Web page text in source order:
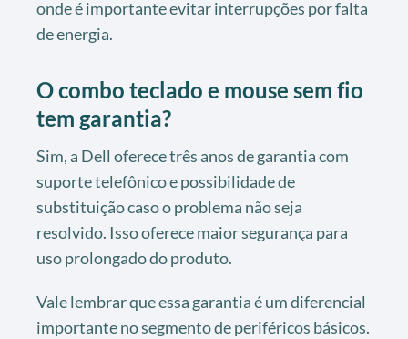
onde é importante evitar interrupções por falta
de energia.
O combo teclado e mouse sem fio
tem garantia?
Sim, a Dell oferece três anos de garantia com
suporte telefônico e possibilidade de
substituição caso o problema não seja
resolvido. Isso oferece maior segurança para
uso prolongado do produto.
Vale lembrar que essa garantia é um diferencial
importante no segmento de periféricos básicos.